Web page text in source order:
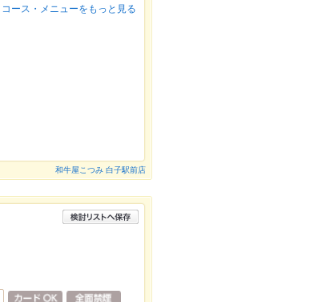
コース・メニューをもっと見る
和牛屋こつみ 白子駅前店